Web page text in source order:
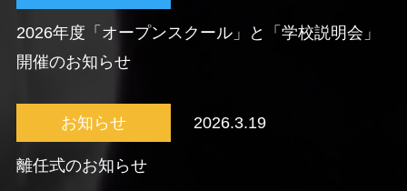
2026年度「オープンスクール」と「学校説明会」
開催のお知らせ
お知らせ 2026.3.19
離任式のお知らせ